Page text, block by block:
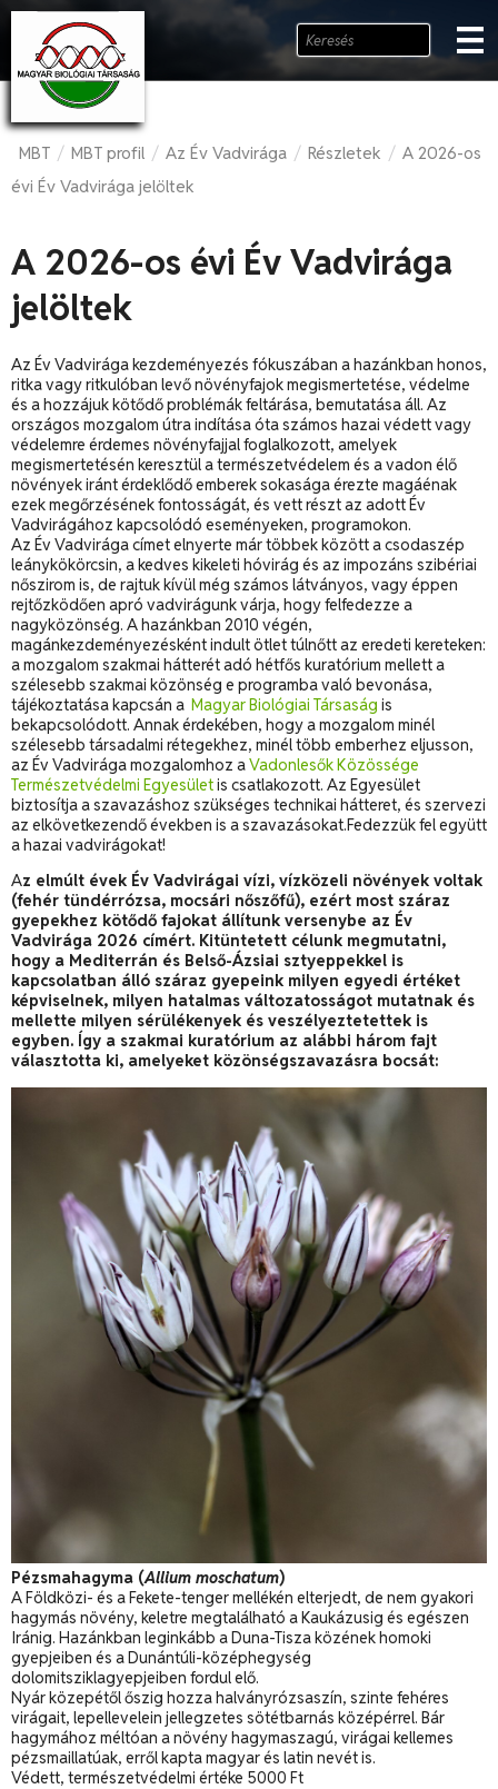
MBT / MBT profil / Az Év Vadvirága / Részletek / A 2026-os
évi Év Vadvirága jelöltek
A 2026-os évi Év Vadvirága
jelöltek
Az Év Vadvirága kezdeményezés fókuszában a hazánkban honos,
ritka vagy ritkulóban levő növényfajok megismertetése, védelme
és a hozzájuk kötődő problémák feltárása, bemutatása áll. Az
országos mozgalom útra indítása óta számos hazai védett vagy
védelemre érdemes növényfajjal foglalkozott, amelyek
megismertetésén keresztül a természetvédelem és a vadon élő
növények iránt érdeklődő emberek sokasága érezte magáénak
ezek megőrzésének fontosságát, és vett részt az adott Év
Vadvirágához kapcsolódó eseményeken, programokon.
Az Év Vadvirága címet elnyerte már többek között a csodaszép
leánykökörcsin, a kedves kikeleti hóvirág és az impozáns szibériai
nőszirom is, de rajtuk kívül még számos látványos, vagy éppen
rejtőzködően apró vadvirágunk várja, hogy felfedezze a
nagyközönség. A hazánkban 2010 végén,
magánkezdeményezésként indult ötlet túlnőtt az eredeti kereteken:
a mozgalom szakmai hátterét adó hétfős kuratórium mellett a
szélesebb szakmai közönség e programba való bevonása,
tájékoztatása kapcsán a Magyar Biológiai Társaság is
bekapcsolódott. Annak érdekében, hogy a mozgalom minél
szélesebb társadalmi rétegekhez, minél több emberhez eljusson,
az Év Vadvirága mozgalomhoz aVadonlesők Közössége
Természetvédelmi Egyesületis csatlakozott. Az Egyesület
biztosítja a szavazáshoz szükséges technikai hátteret, és szervezi
az elkövetkezendő években is a szavazásokat.Fedezzük fel együtt
a hazai vadvirágokat!
Az elmúlt évek Év Vadvirágai vízi, vízközeli növények voltak
(fehér tündérrózsa, mocsári nőszőfű), ezért most száraz
gyepekhez kötődő fajokat állítunk versenybe az Év
Vadvirága 2026 címért. Kitüntetett célunk megmutatni,
hogy a Mediterrán és Belső-Ázsiai sztyeppekkel is
kapcsolatban álló száraz gyepeink milyen egyedi értéket
képviselnek, milyen hatalmas változatosságot mutatnak és
mellette milyen sérülékenyek és veszélyeztetettek is
egyben. Így a szakmai kuratórium az alábbi három fajt
választotta ki, amelyeket közönségszavazásra bocsát:
Pézsmahagyma (Allium moschatum)
A Földközi- és a Fekete-tenger mellékén elterjedt, de nem gyakori
hagymás növény, keletre megtalálható a Kaukázusig és egészen
Iránig. Hazánkban leginkább a Duna-Tisza közének homoki
gyepjeiben és a Dunántúli-középhegység
dolomitsziklagyepjeiben fordul elő.
Nyár közepétől őszig hozza halványrózsaszín, szinte fehéres
virágait, lepellevelein jellegzetes sötétbarnás középérrel. Bár
hagymához méltóan a növény hagymaszagú, virágai kellemes
pézsmaillatúak, erről kapta magyar és latin nevét is.
Védett, természetvédelmi értéke 5000 Ft